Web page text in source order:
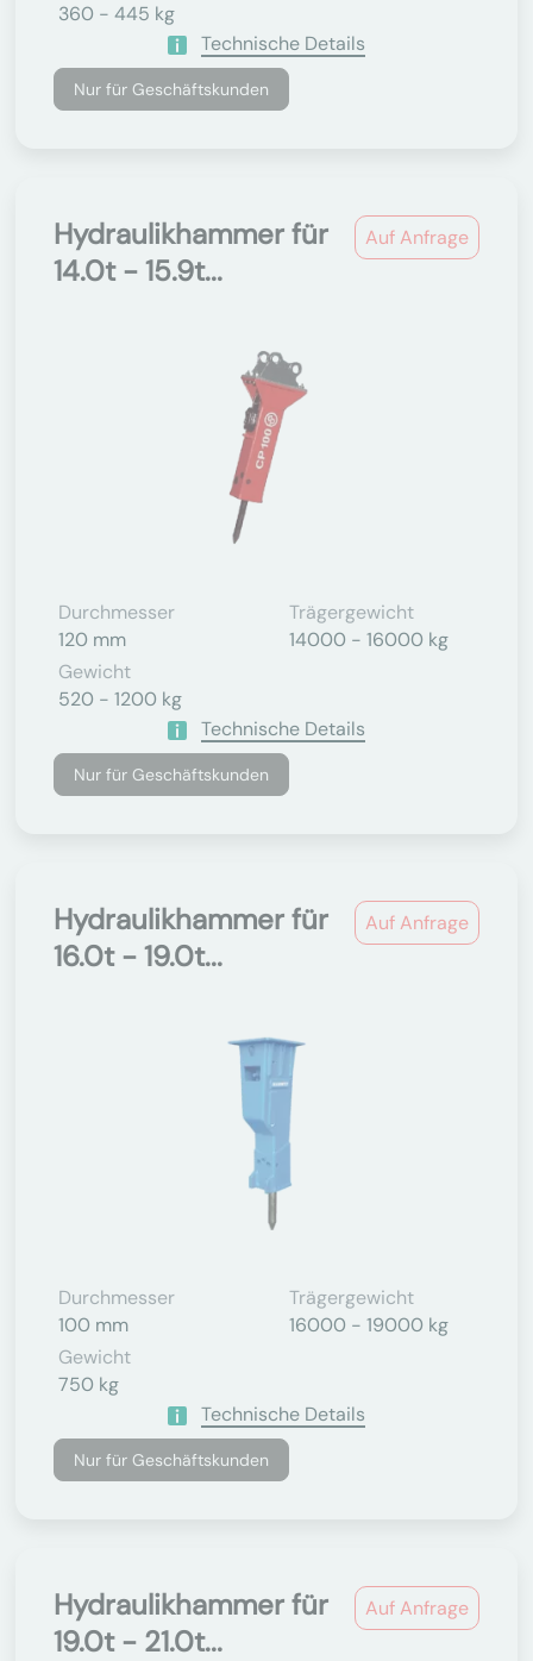
360 - 445 kg
Technische Details
Nur für Geschäftskunden
Auf Anfrage
Hydraulikhammer für
14.0t - 15.9t...
Durchmesser
120 mm
Trägergewicht
14000 - 16000 kg
Gewicht
520 - 1200 kg
Technische Details
Nur für Geschäftskunden
Auf Anfrage
Hydraulikhammer für
16.0t - 19.0t...
Durchmesser
100 mm
Trägergewicht
16000 - 19000 kg
Gewicht
750 kg
Technische Details
Nur für Geschäftskunden
Auf Anfrage
Hydraulikhammer für
19.0t - 21.0t...